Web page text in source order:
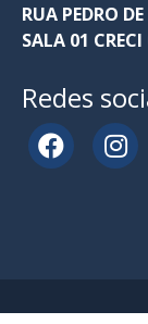
RUA PEDRO
SALA 01
Redes